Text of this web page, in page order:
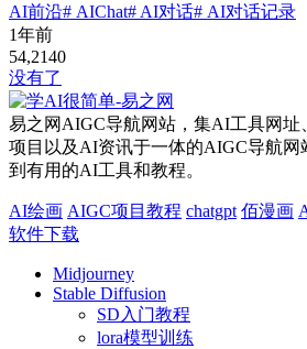
AI前沿# AIChat# AI对话# AI对话记录
1年前
54,2140
没有了
易之网AIGC导航网站，集AI工具网
项目以及AI资讯于一体的AIGC导航网
到有用的AI工具和教程。
AI绘画 AIGC项目教程 chatgpt 佰漫画
软件下载
Midjourney
Stable Diffusion
SD入门教程
lora模型训练